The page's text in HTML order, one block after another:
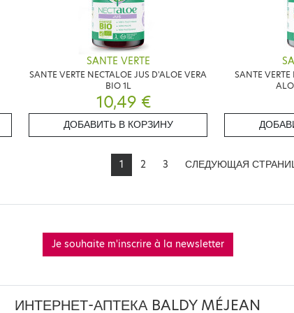
SANTE VERTE
SANTE VERTE NECTALOE JUS D'ALOE VERA
BIO 1L
10,49 €
ДОБАВИТЬ В КОРЗИНУ
SANTE
1 2 3 СЛЕДУЮЩАЯ
Je souhaite m'inscrire à la newsletter
ИНТЕРНЕТ-АПТЕКА BALDY MÉJEAN